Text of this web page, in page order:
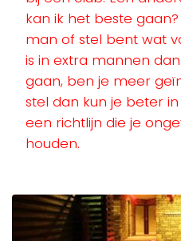
kan ik het beste
man of stel bent wat
is in extra mannen
gaan, ben je meer
stel dan kun je beter
een richtlijn die je
houden.